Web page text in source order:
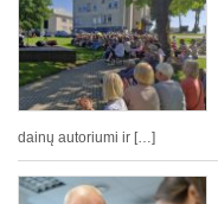
dainų autoriumi ir […]